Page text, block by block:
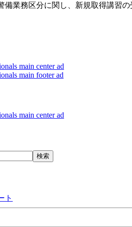
備業務区分に関し、新規取得講習